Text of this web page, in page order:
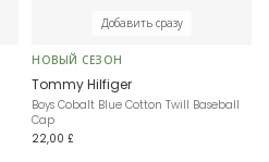
Добавить сразу
НОВЫЙ СЕЗОН
Tommy Hilfiger
Boys Cobalt Blue Cotton Twill Baseball
Cap
22,00 £